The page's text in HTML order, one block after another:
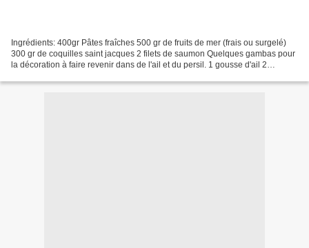
Ingrédients: 400gr Pâtes fraîches 500 gr de fruits de mer (frais ou surgelé)
300 gr de coquilles saint jacques 2 filets de saumon Quelques gambas pour
la décoration à faire revenir dans de l'ail et du persil. 1 gousse d'ail 2